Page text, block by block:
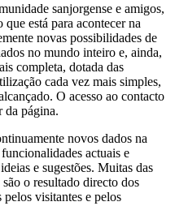
sanjorgense e amigos,
está para acontecer na
novas possibilidades de
no mundo inteiro e, ainda,
completa, dotada das
cada vez mais simples,
O acesso ao contacto
da página.
novos dados na
actuais e
e sugestões. Muitas das
o resultado directo dos
pelos visitantes e pelos